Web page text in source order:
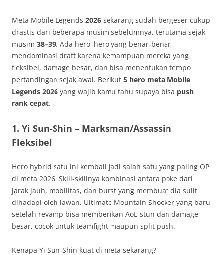
Meta Mobile Legends 2026 sekarang sudah bergeser cukup
drastis dari beberapa musim sebelumnya, terutama sejak
musim 38–39. Ada hero–hero yang benar‑benar
mendominasi draft karena kemampuan mereka yang
fleksibel, damage besar, dan bisa menentukan tempo
pertandingan sejak awal. Berikut 5 hero meta Mobile
Legends 2026 yang wajib kamu tahu supaya bisa push
rank cepat.
1. Yi Sun‑Shin – Marksman/Assassin
Fleksibel
Hero hybrid satu ini kembali jadi salah satu yang paling OP
di meta 2026. Skill‑skillnya kombinasi antara poke dari
jarak jauh, mobilitas, dan burst yang membuat dia sulit
dihadapi oleh lawan. Ultimate Mountain Shocker yang baru
setelah revamp bisa memberikan AoE stun dan damage
besar, cocok untuk teamfight maupun split push.
Kenapa Yi Sun‑Shin kuat di meta sekarang?